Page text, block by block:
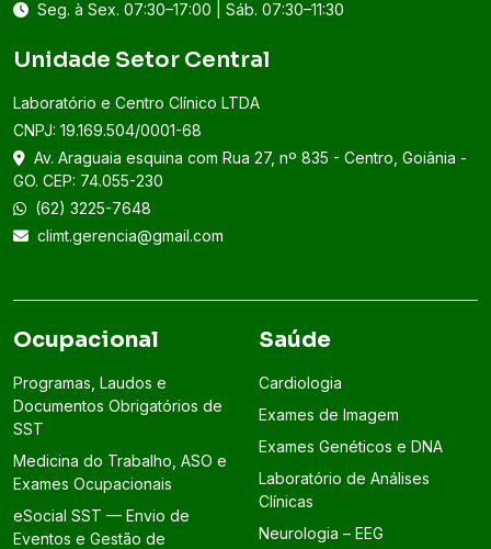
Seg. à Sex. 07:30–17:00 | Sáb. 07:30–11:30
Unidade Setor Central
Laboratório e Centro Clínico LTDA
CNPJ: 19.169.504/0001-68
Av. Araguaia esquina com Rua 27, nº 835 - Centro, Goiânia -
GO. CEP: 74.055-230
(62) 3225-7648
climt.gerencia@gmail.com
Ocupacional
Programas, Laudos e
Documentos Obrigatórios de
SST
Medicina do Trabalho, ASO e
Exames Ocupacionais
eSocial SST — Envio de
Eventos e Gestão de
Saúde
Cardiologia
Exames de Imagem
Exames Genéticos e DNA
Laboratório de Análises
Clínicas
Neurologia – EEG